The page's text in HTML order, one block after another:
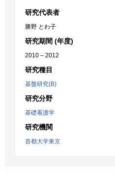
研究代表者
勝野 とわ子
研究期間 (年度)
2010 – 2012
研究種目
基盤研究(B)
研究分野
基礎看護学
研究機関
首都大学東京